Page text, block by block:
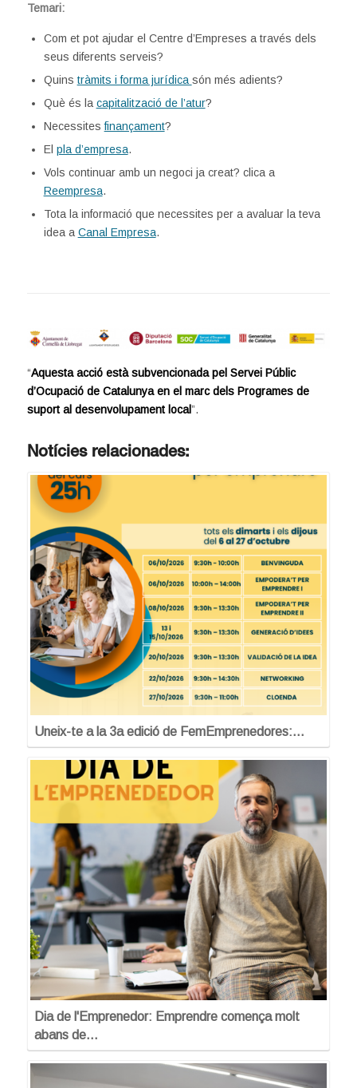
Temari:
Com et pot ajudar el Centre d’Empreses a través dels
seus diferents serveis?
Quins tràmits i forma jurídica són més adients?
Què és la capitalització de l’atur?
Necessitesfinançament?
El pla d’empresa.
Vols continuar amb un negoci ja creat? clica a
Reempresa.
Tota la informació que necessites per a avaluar la teva
idea a Canal Empresa.
“Aquesta acció està subvencionada pel Servei Públic
d’Ocupació de Catalunya en el marc dels Programes de
suport al desenvolupament local”.
Notícies relacionades:
Uneix-te a la 3a edició de FemEmprenedores:…
Dia de l'Emprenedor: Emprendre comença molt
abans de…